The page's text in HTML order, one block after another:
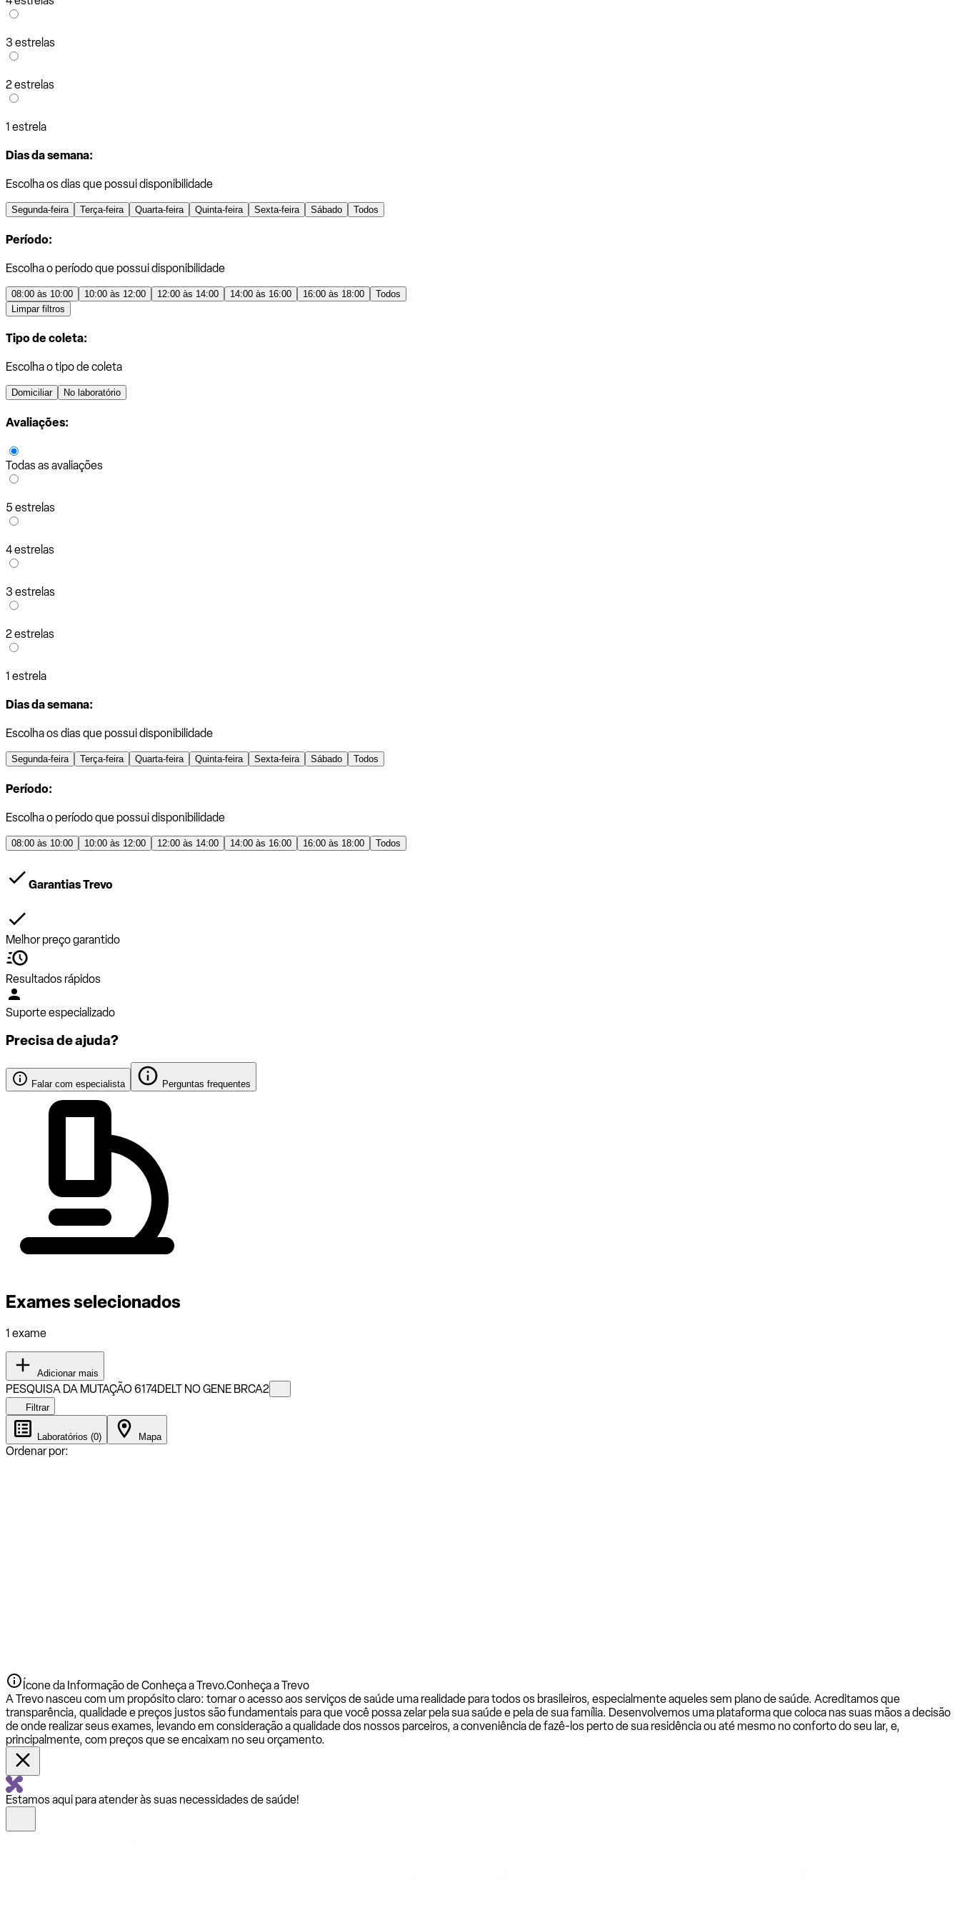
3 estrelas
2 estrelas
1 estrela
Dias da semana:
Escolha os dias que possui disponibilidade
Segunda-feira Terça-feira Quarta-feira Quinta-feira Sexta-feira Sábado Todos
Período:
Escolha o período que possui disponibilidade
08:00 às 10:00 10:00 às 12:00 12:00 às 14:00 14:00 às 16:00 16:00 às 18:00
Todos
Limpar filtros
Tipo de coleta:
Escolha o tipo de coleta
Domiciliar No laboratório
Avaliações:
Todas as avaliações
5 estrelas
4 estrelas
3 estrelas
2 estrelas
1 estrela
Dias da semana:
Escolha os dias que possui disponibilidade
Segunda-feira Terça-feira Quarta-feira Quinta-feira Sexta-feira Sábado Todos
Período:
Escolha o período que possui disponibilidade
08:00 às 10:00 10:00 às 12:00 12:00 às 14:00 14:00 às 16:00 16:00 às 18:00 Todos
Garantias Trevo
Melhor preço garantido
Resultados rápidos
Suporte especializado
Precisa de ajuda?
Falar com especialista Perguntas frequentes
Exames selecionados
1 exame
Adicionar mais
PESQUISA DA MUTAÇÃO 6174DELT NO GENE BRCA2
Filtrar
Laboratórios (0) Mapa
Ordenar por:
Ícone da Informação de Conheça a Trevo.Conheça a Trevo
A Trevo nasceu com um propósito claro: tornar o acesso aos serviços de saúde uma realidade para todos os brasileiros, especialmente aqueles sem plano de saúde. Acreditamos que
transparência, qualidade e preços justos são fundamentais para que você possa zelar pela sua saúde e pela de sua família. Desenvolvemos uma plataforma que coloca nas suas mãos a decisão
de onde realizar seus exames, levando em consideração a qualidade dos nossos parceiros, a conveniência de fazê-los perto de sua residência ou até mesmo no conforto do seu lar, e,
principalmente, com preços que se encaixam no seu orçamento.
Estamos aqui para atender às suas necessidades de saúde!